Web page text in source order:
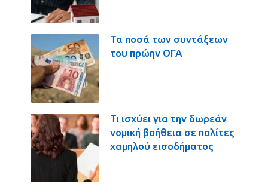
Τα ποσά των συντάξεων
του πρώην ΟΓΑ
Τι ισχύει για την δωρεάν
νομική βοήθεια σε πολίτες
χαμηλού εισοδήματος